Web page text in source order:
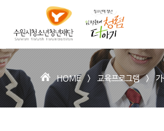
본문내용 바로가기
시
청
소
년
청
년
재
단
HOME >교육프로그램>가